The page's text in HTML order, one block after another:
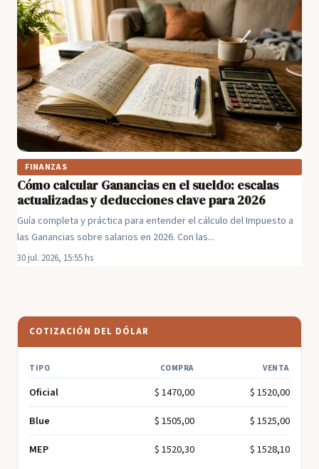
FINANZAS
Cómo calcular Ganancias en el sueldo: escalas
actualizadas y deducciones clave para 2026
Guía completa y práctica para entender el cálculo del Impuesto a
las Ganancias sobre salarios en 2026. Con las...
30 jul. 2026, 15:55 hs
COTIZACIÓN DEL DÓLAR
TIPO COMPRA VENTA
Oficial $ 1470,00
$ 1520,00
Blue
$ 1505,00
$ 1525,00
MEP
$ 1520,30 $ 1528,10